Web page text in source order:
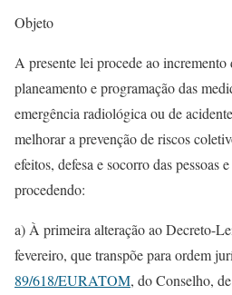
Objeto
A presente lei procede ao incremento
planeamento e programação das
emergência radiológica ou de
melhorar a prevenção de riscos
efeitos, defesa e socorro das pessoas
procedendo:
a) À primeira alteração ao Decreto-
fevereiro, que transpõe para ordem
89/618/EURATOM, do Conselho,